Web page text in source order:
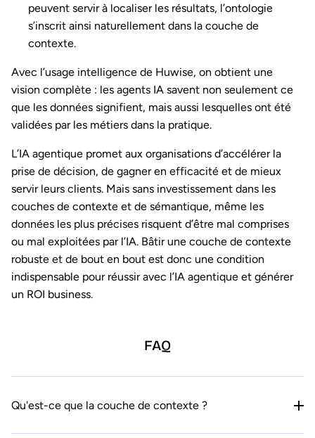
peuvent servir à localiser les résultats, l’ontologie
s’inscrit ainsi naturellement dans la couche de
contexte.
Avec l’usage intelligence de Huwise, on obtient une
vision complète : les agents IA savent non seulement ce
que les données signifient, mais aussi lesquelles ont été
validées par les métiers dans la pratique.
L’IA agentique promet aux organisations d’accélérer la
prise de décision, de gagner en efficacité et de mieux
servir leurs clients. Mais sans investissement dans les
couches de contexte et de sémantique, même les
données les plus précises risquent d’être mal comprises
ou mal exploitées par l’IA. Bâtir une couche de contexte
robuste et de bout en bout est donc une condition
indispensable pour réussir avec l’IA agentique et générer
un ROI business.
FAQ
Qu'est-ce que la couche de contexte ?